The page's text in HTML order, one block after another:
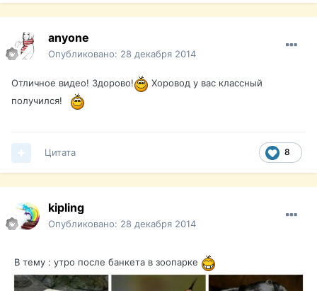
anyone
Опубликовано: 28 декабря 2014
Отличное видео! Здорово!
Хоровод у вас классный
получился!
8
Цитата
kipling
Опубликовано: 28 декабря 2014
В тему : утро после банкета в зоопарке